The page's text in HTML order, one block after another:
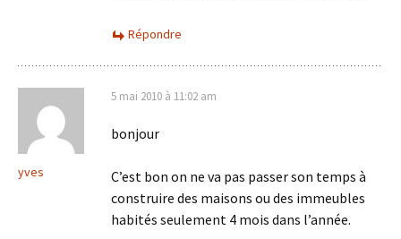
Répondre
yves
5 mai 2010 à 11:02 am
bonjour
C’est bon on ne va pas passer son temps à
construire des maisons ou des immeubles
habités seulement 4 mois dans l’année.